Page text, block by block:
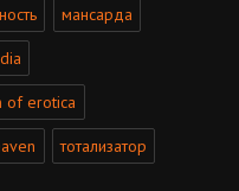
мансарда
of erotica
тотализатор